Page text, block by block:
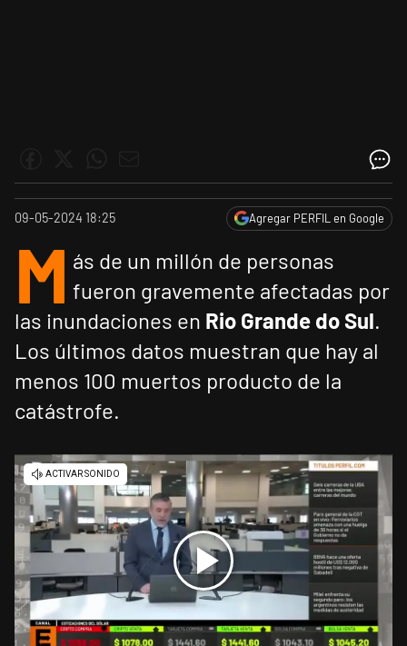
09-05-2024 18:25 Agregar PERFIL en Google
M ás de un millón de personas
fueron gravemente afectadas por
las inundaciones en Rio Grande do Sul.
Los últimos datos muestran que hay al
menos 100 muertos producto de la
catástrofe.